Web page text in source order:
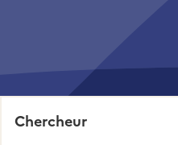
Chercheur